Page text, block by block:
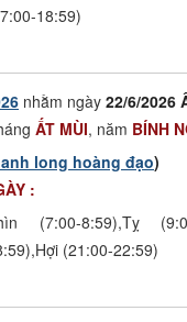
18:59)
nhằm ngày 22/6/2026
ẤT MÙI, năm BÍNH
long hoàng đạo)
:
(7:00-8:59),Tỵ
(21:00-22:59)